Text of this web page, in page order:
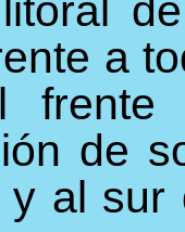
a
de
y al sur